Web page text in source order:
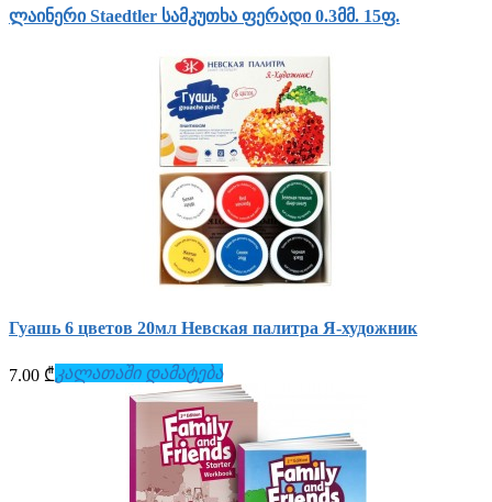
ლაინერი Staedtler სამკუთხა ფერადი 0.3მმ. 15ფ.
Гуашь 6 цветов 20мл Невская палитра Я-художник
7.00 ₾ კალათაში დამატება